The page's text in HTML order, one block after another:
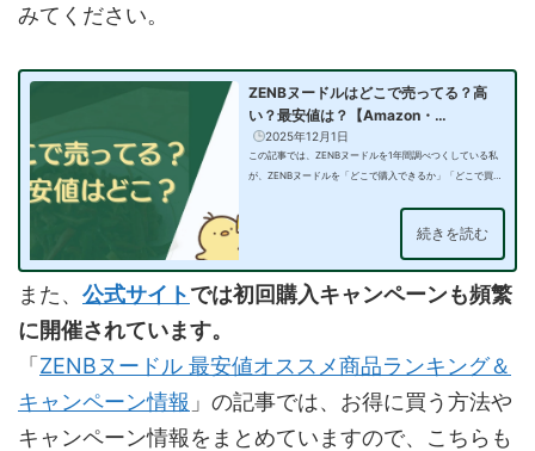
みてください。
ZENBヌードルはどこで売ってる？高
い？最安値は？【Amazon・…
2025年12月1日
この記事では、ZENBヌードルを1年間調べつくしている私
が、ZENBヌードルを「どこで購入できるか」「どこで買う
続きを読む
また、 公式サイトでは初回購入キャンペーンも頻繁
に開催されています。
「 ZENBヌードル 最安値オススメ商品ランキング＆
キャンペーン情報 」の記事では、お得に買う方法や
キャンペーン情報をまとめていますので、こちらも